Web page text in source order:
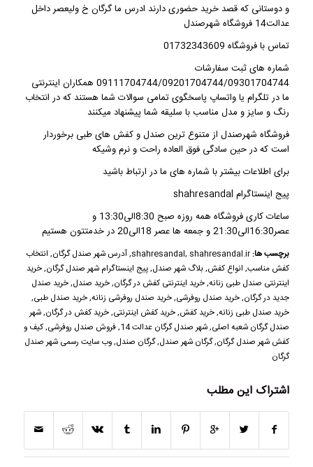
و دوستانی که قصد خرید حضوری دارند ادرس ما گرگان خ ولیعصر داخل
عدالت14 فروشگاه شهرصندل
تماس با فروشگاه 01732343609
شماره های ثبت سفارشات
09111704744/09201704744/09301704744 همکاران اینترنتی
ما در تلگرام یا واتساپ پاسخگوی تمامی سوالات شما هستند که در انتخاب
رنگ و سایز و مدل مناسب با سلیقه شما پیشنهاد میکنند
فروشگاه شهرصندلاز متنوع ترین صندل و کفش های طبی برخوردار
است که در حین سادگی فوق العاده راحت و نرم وشیکه
برای اطلاعات بیشتر با شماره های ما در ارتباط باشید
پیج اینستاگرام shahresandal
ساعات کاری فروشگاه همه روزه صبح 8:30الی13:30 و
عصر16:30الی21:30 و جمعه ها عصر 18الی20 در خدمتتون هستیم
برچسب ها: shahresandal,shahresandal.ir
,آدرس شهر صندل گرگان, انتخاب
کفش مناسب, انواع کفش, بلاگ شهر صندل,پیج اینستاگرام شهر صندل گرگان,خرید
اینترنتی صندل طبی زنانه,خرید اینترنتی کفش در گرگان,خرید صندل,خرید صندل
جدید در گرگان,خرید صندل روفرشی,خرید صندل روفرشی زنانه,خرید صندل طبی,
خرید صندل طبی زنانه,خرید کفش,خرید کفش اینترنتی,خرید کفش در گرگان,شهر
صندل گرگان شعبه اصلی,شهر صندل گرگان عدالت 14 ,فروش صندل روفرشی,کیف و
کفش شهر صندل گرگان,گرگان شهر صندل,گرگان صندل,وب سایت رسمی شهر صندل
گرگان
اشتراک این مطلب